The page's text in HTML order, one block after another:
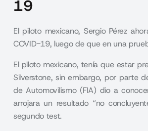
19
El piloto mexicano, Sergio Pérez
COVID-19, luego de que en una
El piloto mexicano, tenía que estar
Silverstone, sin embargo, por parte
de Automovilismo (FIA) dio a
arrojara un resultado “no
segundo test.